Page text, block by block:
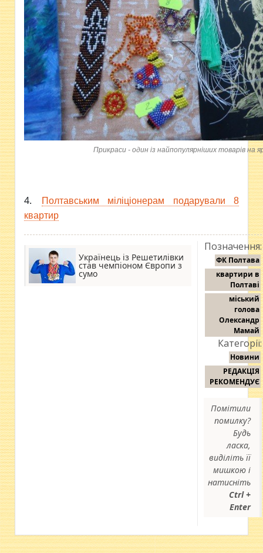
Прикраси - один із найпопулярніших товарів на
4.
Полтавським міліціонерам подарували 8
квартир
Українець із Решетилівки
став чемпіоном Європи з
сумо
Позначення:
ФК Полтава
квартири в
Полтаві
міський
голова
Олександр
Мамай
Категорії:
Новини
РЕДАКЦІЯ
РЕКОМЕНДУЄ
Помітили
помилку?
Будь
ласка,
виділіть її
мишкою і
натисніть
Ctrl +
Enter